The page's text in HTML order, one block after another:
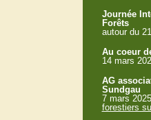
Journée
Forêts
autour du
Au coeur
14 mars
AG
Sundgau
7 mars 2025
forestiers